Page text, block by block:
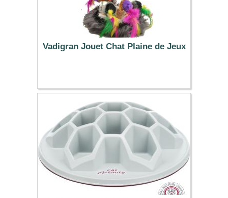
Vadigran Jouet Chat Plaine de Jeux
8.95 €